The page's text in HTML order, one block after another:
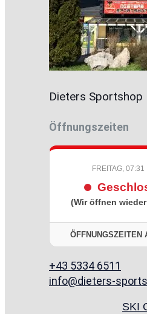
Dieters Sportshop
Öffnungszeiten
FREITAG, 07:31
(Wir öffnen
ÖFFNUNGSZEITEN
+43 5334 6511
info@dieters-
SKI